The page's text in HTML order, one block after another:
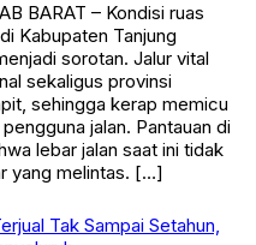
BARAT – Kondisi ruas
Kabupaten Tanjung
sorotan. Jalur vital
sekaligus provinsi
sehingga kerap memicu
jalan. Pantauan di
lebar jalan saat ini tidak
yang melintas. […]